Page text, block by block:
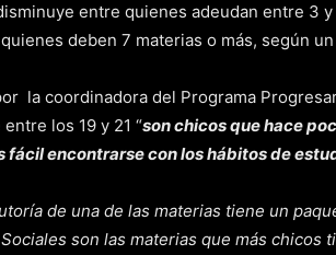
entre quienes adeudan entre 3
deben 7 materias o más, según
la coordinadora del Programa
los 19 y 21 “son chicos que hace
encontrarse con los hábitos de
de una de las materias tiene un
son las materias que más chicos